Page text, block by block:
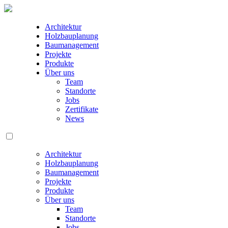
Architektur
Holzbauplanung
Baumanagement
Projekte
Produkte
Über uns
Team
Standorte
Jobs
Zertifikate
News
Architektur
Holzbauplanung
Baumanagement
Projekte
Produkte
Über uns
Team
Standorte